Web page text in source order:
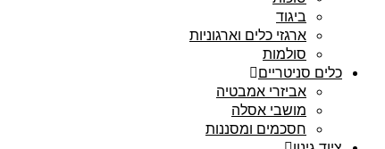
ביגוד
ארגזי כלים וארגוניות
סולמות
כלים סניטריים
אביזרי אמבטיה
מושבי אסלה
חסכמים ומסננות